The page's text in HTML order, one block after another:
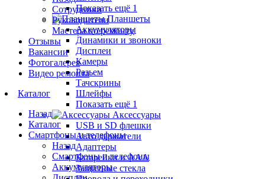
Показать ещё 1
Планшеты
Аккумуляторы
Динамики и звоноки
Дисплеи
Камеры
Разьем
Тачскрины
Шлейфы
Показать ещё 1
Аксессуары
USB и SD флешки
Авто держатели
Адаптеры
Батарейки и ААА
Защитные стекла
Сотрудники
Руководители
Мастера по ремонту
Отзывы
Вакансии
Фотогалерея
Видео ремонта
Каталог
Назад
Каталог
Смартфоны и телефоны
Назад
Смартфоны и телефоны
Аккумуляторы